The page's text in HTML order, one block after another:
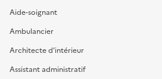
Aide-soignant
Ambulancier
Architecte d'intérieur
Assistant administratif